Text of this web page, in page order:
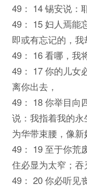
49： 14 锡安说：
49： 15 妇人焉能
即或有忘记的，我
49： 16 看哪，我
49： 17 你的儿女
离你出去，
49： 18 你举目向
说：我指着我的
为华带束腰，像新
49： 19 至于你荒
住必显为太窄；吞
49： 20 你必听见